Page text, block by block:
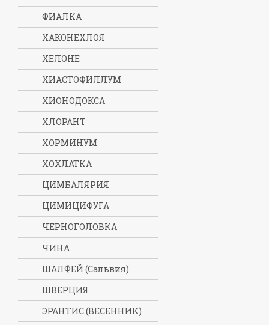
ФИАЛКА
ХАКОНЕХЛОЯ
ХЕЛОНЕ
ХИАСТОФИЛЛУМ
ХИОНОДОКСА
ХЛОРАНТ
ХОРМИНУМ
ХОХЛАТКА
ЦИМБАЛЯРИЯ
ЦИМИЦИФУГА
ЧЕРНОГОЛОВКА
ЧИНА
ШАЛФЕЙ (Сальвия)
ШВЕРЦИЯ
ЭРАНТИС (ВЕСЕННИК)